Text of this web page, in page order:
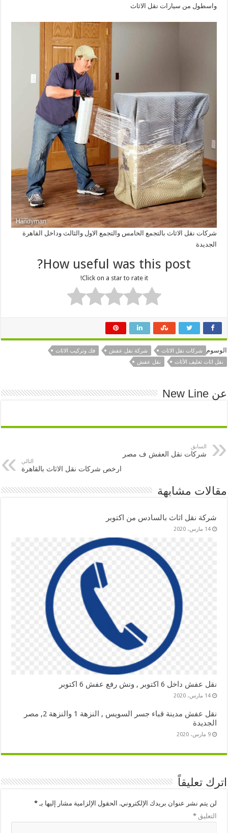
واسطول من سيارات نقل الاثاث
شركات نقل الاثاث بالتجمع الخامس والتجمع الاول والثالث وداخل القاهرة
الجديدة
How useful was this post?
Click on a star to rate it!
الوسوم شركات نقل الاثاث شركة نقل عفش
فك وتركيب الاثاث
نقل اثاث تغليف الأثاث
نقل عفش
عن New Line
السابق
شركات نقل العفش ف مصر
التالي
ارخص شركات نقل الاثاث بالقاهرة
مقالات مشابهة
شركة نقل اثاث بالسادس من اكتوبر
14 مارس، 2020
نقل عفش داخل 6 اكتوبر , ونش رفع عفش 6 اكتوبر
14 مارس، 2020
نقل عفش مدينة قباء جسر السويس , النزهة 1 والنزهة 2, مصر
الجديدة
9 مارس، 2020
اترك تعليقاً
لن يتم نشر عنوان بريدك الإلكتروني. الحقول الإلزامية مشار إليها بـ*
التعليق*